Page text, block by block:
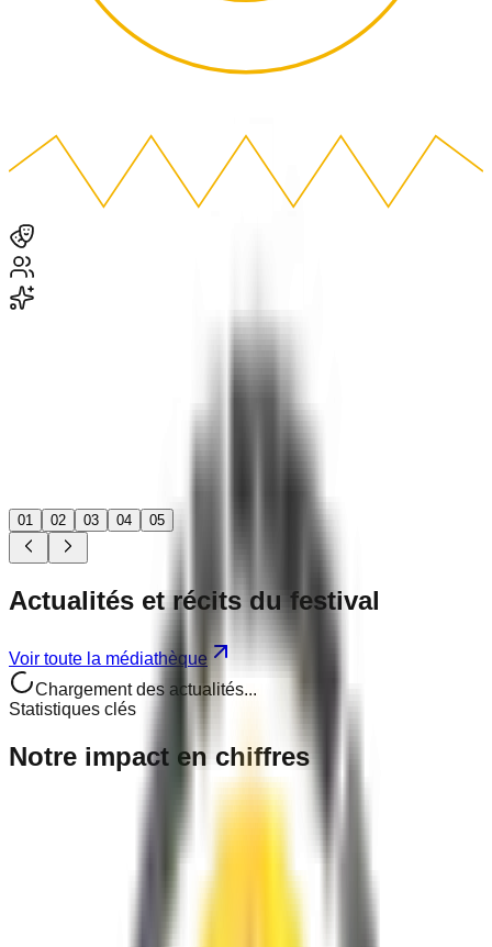
01 02 03 04 05
Actualités et récits du festival
Voir toute la médiathèque
Chargement des actualités...
Statistiques clés
Notre impact en chiffres